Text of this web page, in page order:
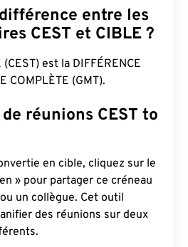
entre les
CEST et CIBLE ?
(CEST) est la DIFFÉRENCE
COMPLÈTE (GMT).
réunions CEST to
en cible, cliquez sur le
» pour partager ce créneau
un collègue. Cet outil
des réunions sur deux